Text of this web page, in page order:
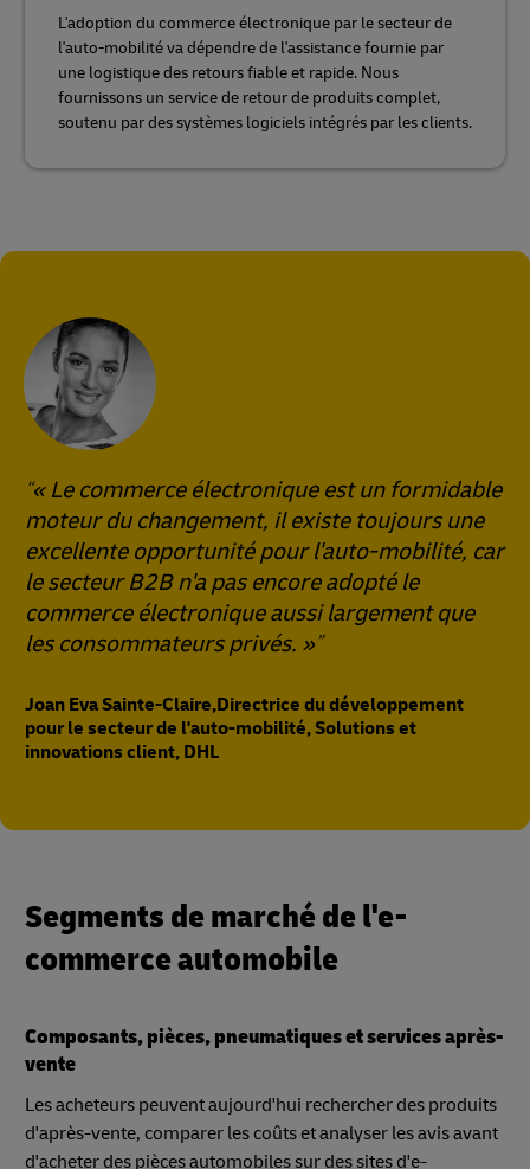
L'adoption du commerce électronique par le secteur de
l'auto-mobilité va dépendre de l'assistance fournie par
une logistique des retours fiable et rapide. Nous
fournissons un service de retour de produits complet,
soutenu par des systèmes logiciels intégrés par les clients.
« Le commerce électronique est un formidable
moteur du changement, il existe toujours une
excellente opportunité pour l'auto-mobilité, car
le secteur B2B n'a pas encore adopté le
commerce électronique aussi largement que
les consommateurs privés. »
Joan Eva Sainte-Claire,Directrice du développement
pour le secteur de l'auto-mobilité, Solutions et
innovations client, DHL
Segments de marché de l'e-
commerce automobile
Composants, pièces, pneumatiques et services après-
vente
Les acheteurs peuvent aujourd'hui rechercher des produits
d'après-vente, comparer les coûts et analyser les avis avant
d'acheter des pièces automobiles sur des sites d'e-